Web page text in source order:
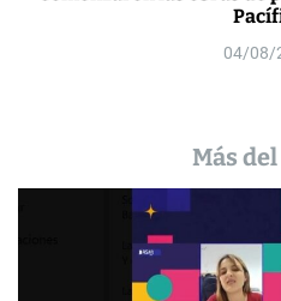
04/08/
Más